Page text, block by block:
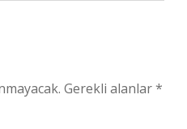
Gerekli alanlar*